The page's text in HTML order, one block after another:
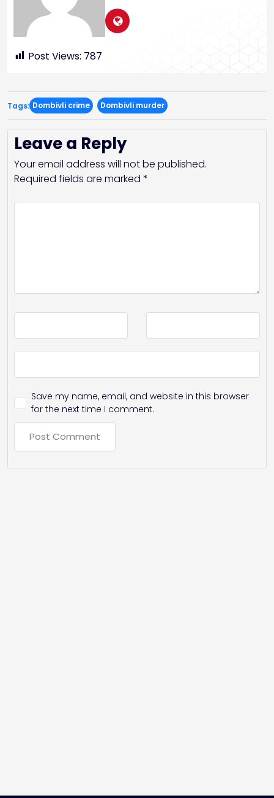
Post Views: 787
Tags: Dombivli crime Dombivli murder
Leave a Reply
Your email address will not be published.
Required fields are marked *
Save my name, email, and website in this browser
for the next time I comment.